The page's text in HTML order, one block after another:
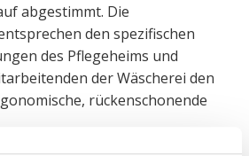
abgestimmt. Die
den spezifischen
des Pflegeheims und
der Wäscherei den
rückenschonende